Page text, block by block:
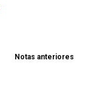
Notas anteriores